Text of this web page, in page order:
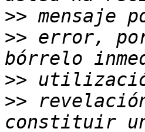
>>
>> error,
>>
>>